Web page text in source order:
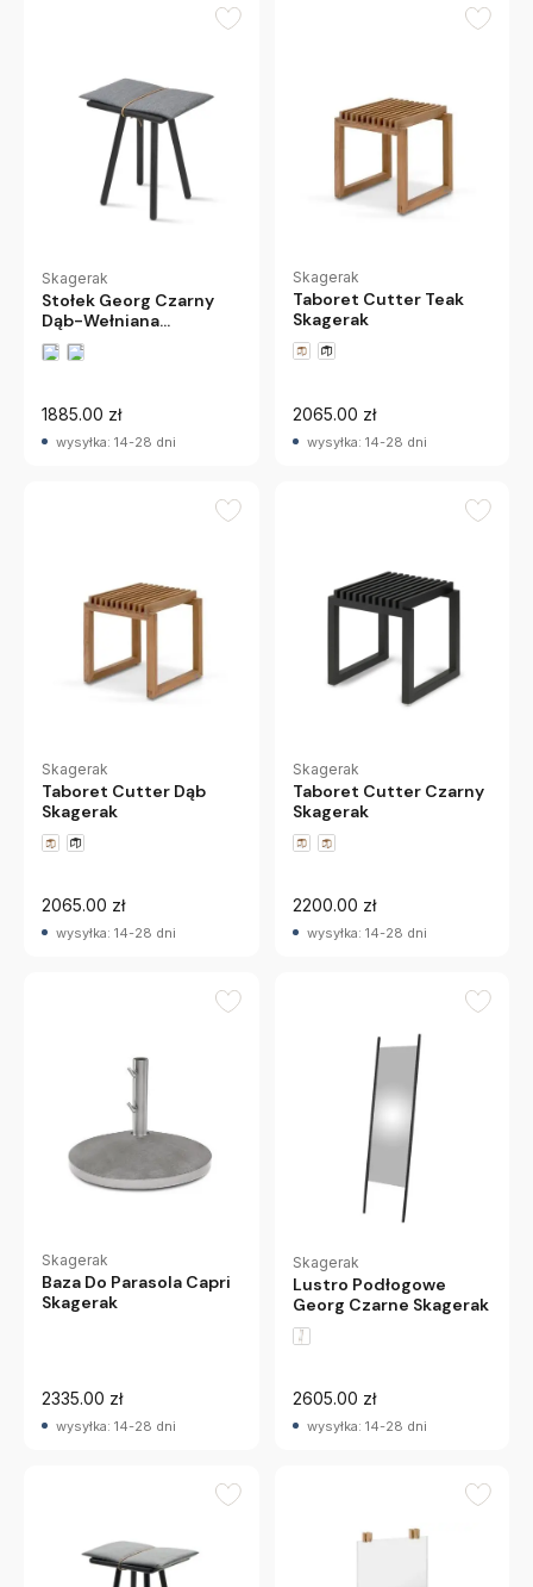
Skagerak
Stołek Georg Czarny
Dąb-Wełniana
Poduszka Skagerak
1885.00 zł
wysyłka: 14-28 dni
Skagerak
Taboret Cutter Teak
Skagerak
2065.00 zł
wysyłka: 14-28 dni
Skagerak
Taboret Cutter Dąb
Skagerak
2065.00 zł
wysyłka: 14-28 dni
Skagerak
Taboret Cutter Czarny
Skagerak
2200.00 zł
wysyłka: 14-28 dni
Skagerak
Baza Do Parasola Capri
Skagerak
2335.00 zł
wysyłka: 14-28 dni
Skagerak
Lustro Podłogowe
Georg Czarne Skagerak
2605.00 zł
wysyłka: 14-28 dni